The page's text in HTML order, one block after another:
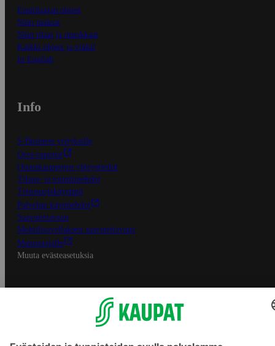
Ensitilaajan ohjeet
Näin maksat
Näin tilaat ja muokkaat
Kaikki ohjeet ja vinkit
In English
Info
S-Business yrityksille
Oiva-raportit
Osuuskauppojen yhteystiedot
Tilaus- ja toimitusehdot
Tietosuojakäytäntö
Palvelun käyttöehdot
Saavutettavuus
Mobiilisovelluksen saavutettavuus
Mainostajalle
Muuta evästeasetuksia
S-ryhmän palvelut